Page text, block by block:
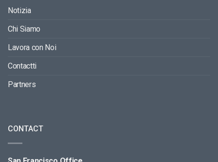
Notizia
Chi Siamo
Lavora con Noi
Contactti
Partners
CONTACT